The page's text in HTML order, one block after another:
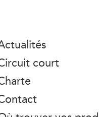
court